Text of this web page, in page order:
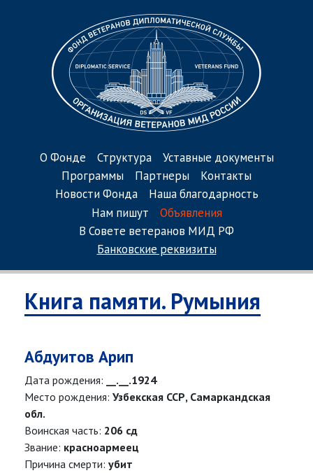
О Фонде Структура
Уставные документы
Программы
Партнеры
Контакты
Новости Фонда
Наша благодарность
Нам пишут
Объявления
В Совете ветеранов МИД РФ
Банковские реквизиты
Книга памяти. Румыния
Абдуитов Арип
Дата рождения:
__.__.1924
Место рождения: Узбекская ССР, Самаркандская
обл.
Воинская часть: 206 сд
Звание: красноармеец
Причина смерти: убит